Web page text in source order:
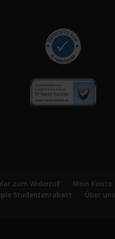
zum Widerruf
Mein Konto
Studentenrabatt Über uns